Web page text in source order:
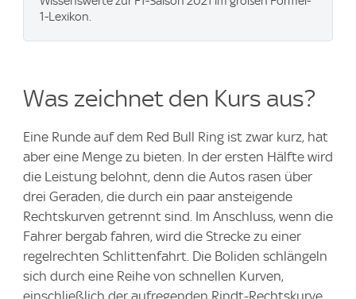
1-Lexikon.
Was zeichnet den Kurs aus?
Eine Runde auf dem Red Bull Ring ist zwar kurz, hat
aber eine Menge zu bieten. In der ersten Hälfte wird
die Leistung belohnt, denn die Autos rasen über
drei Geraden, die durch ein paar ansteigende
Rechtskurven getrennt sind. Im Anschluss, wenn die
Fahrer bergab fahren, wird die Strecke zu einer
regelrechten Schlittenfahrt. Die Boliden schlängeln
sich durch eine Reihe von schnellen Kurven,
einschließlich der aufregenden Rindt-Rechtskurve,